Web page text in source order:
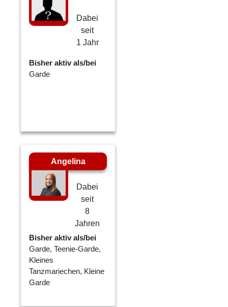
Dabei
seit
1 Jahr
Bisher aktiv als/bei
Garde
Angelina
Dabei
seit
8
Jahren
Bisher aktiv als/bei
Garde, Teenie-Garde,
Kleines
Tanzmariechen, Kleine
Garde